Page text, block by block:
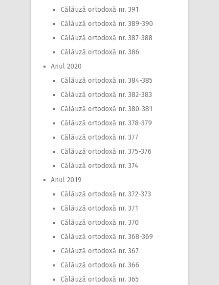
Călăuză ortodoxă nr. 391
Călăuză ortodoxă nr. 389-390
Călăuză ortodoxă nr. 387-388
Călăuză ortodoxă nr. 386
Anul 2020
Călăuză ortodoxă nr. 384-385
Călăuză ortodoxă nr. 382-383
Călăuză ortodoxă nr. 380-381
Călăuză ortodoxă nr. 378-379
Călăuză ortodoxă nr. 377
Călăuză ortodoxă nr. 375-376
Călăuză ortodoxă nr. 374
Anul 2019
Călăuză ortodoxă nr. 372-373
Călăuză ortodoxă nr. 371
Călăuză ortodoxă nr. 370
Călăuză ortodoxă nr. 368-369
Călăuză ortodoxă nr. 367
Călăuză ortodoxă nr. 366
Călăuză ortodoxă nr. 365